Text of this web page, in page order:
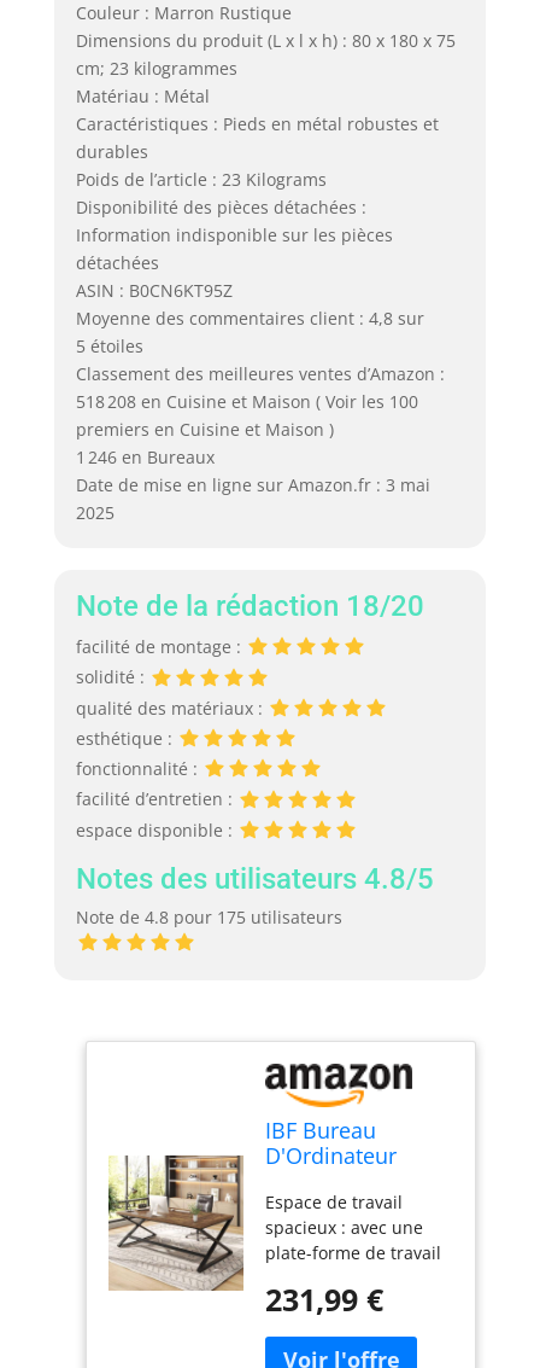
Couleur : Marron Rustique
Dimensions du produit (L x l x h) : 80 x 180 x 75
cm; 23 kilogrammes
Matériau : Métal
Caractéristiques : Pieds en métal robustes et
durables
Poids de l’article : 23 Kilograms
Disponibilité des pièces détachées :
Information indisponible sur les pièces
détachées
ASIN : B0CN6KT95Z
Moyenne des commentaires client : 4,8 sur
5 étoiles
Classement des meilleures ventes d’Amazon :
518 208 en Cuisine et Maison ( Voir les 100
premiers en Cuisine et Maison )
1 246 en Bureaux
Date de mise en ligne sur Amazon.fr : 3 mai
2025
Note de la rédaction 18/20
facilité de montage :
solidité :
qualité des matériaux :
esthétique :
fonctionnalité :
facilité d’entretien :
espace disponible :
Notes des utilisateurs 4.8/5
Note de 4.8 pour 175 utilisateurs
IBF Bureau
D'Ordinateur
Professionnel
180Cm Brun
Rustique
Espace de travail
spacieux : avec une
plate-forme de travail
ce grand bureau
suffisamment d'espace
231,99 €